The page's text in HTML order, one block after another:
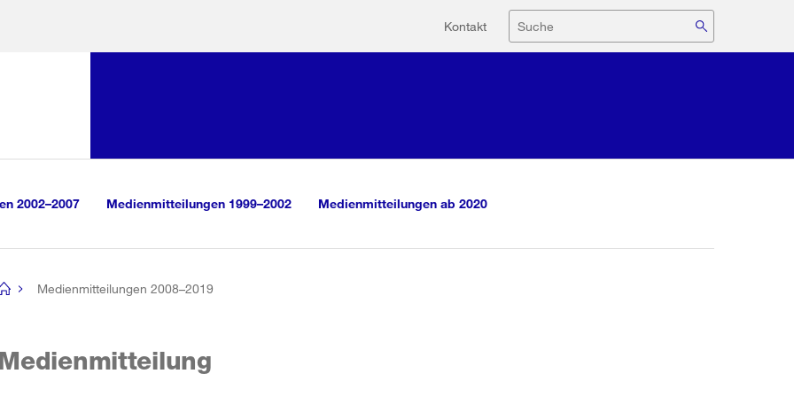
Hilfsnavigation
Kontakt Suche
2002–2007 Medienmitteilungen 1999–2002 Medienmitteilungen ab 2020
Medienmitteilungen 2008–2019